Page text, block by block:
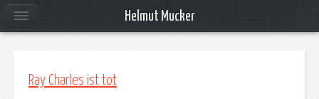
Ray Charles ist tot
Helmut Mucker